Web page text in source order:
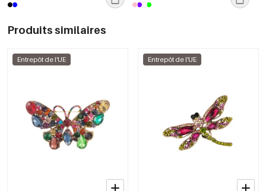
Produits similaires
Entrepôt de l'UE Entrepôt de l'UE